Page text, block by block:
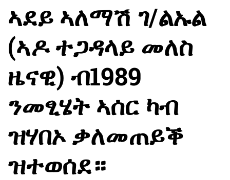
ኣደይ ኣለማሽ ገ/ልኡል
(ኣዶ ተጋዳላይ መለስ
ዜናዊ) ብ1989
ንመፂሄት ኣሰር ካብ
ዝሃበኦ ቃለመጠይቕ
ዝተወሰደ።